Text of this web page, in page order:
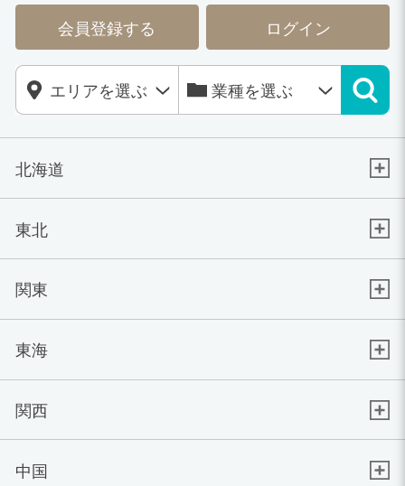
会員登録する ログイン
北海道
東北
関東
東海
関西
中国